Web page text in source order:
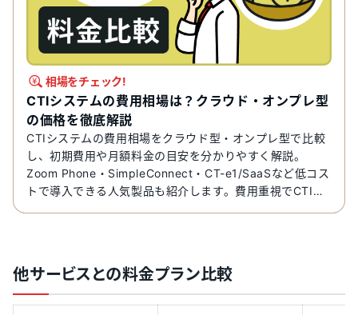
相場をチェック!
CTIシステムの費用相場は？クラウド・オンプレ型
の価格を徹底解説
CTIシステムの費用相場をクラウド型・オンプレ型で比較
し、初期費用や月額料金の目安を分かりやすく解説。
Zoom Phone・SimpleConnect・CT-e1/SaaSなど低コス
トで導入できる人気製品も紹介します。費用重視でCTIを
他サービスとの料金プラン比較